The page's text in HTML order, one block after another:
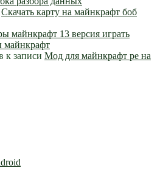
Скачать карту на майнкрафт боб
майнкрафт 13 версия играть
майнкрафт
к записи Мод для майнкрафт pe на